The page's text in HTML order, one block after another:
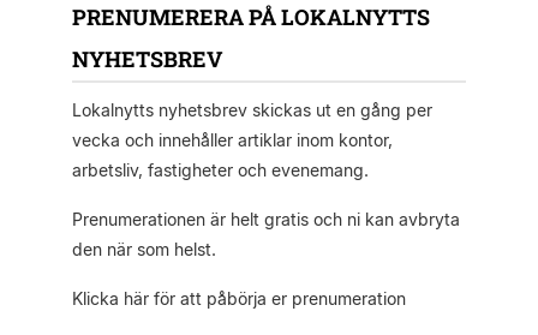
PRENUMERERA PÅ LOKALNYTTS
NYHETSBREV
Lokalnytts nyhetsbrev skickas ut en gång per
vecka och innehåller artiklar inom kontor,
arbetsliv, fastigheter och evenemang.
Prenumerationen är helt gratis och ni kan avbryta
den när som helst.
Klicka här för att påbörja er prenumeration